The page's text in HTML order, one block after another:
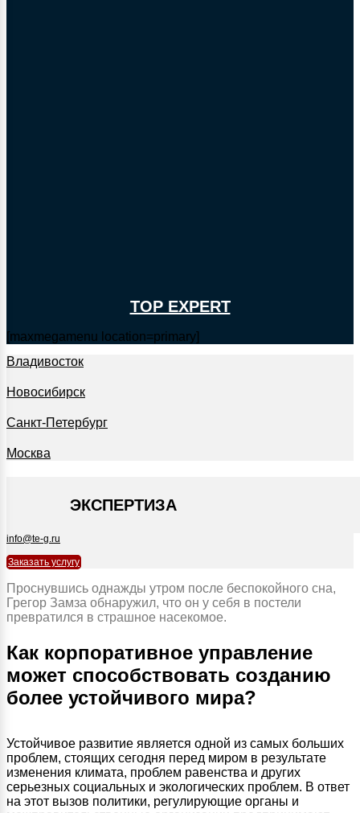
TOP EXPERT
[maxmegamenu location=primary]
Владивосток
Новосибирск
Санкт-Петербург
Москва
ЭКСПЕРТИЗА
info@te-g.ru
Заказать услугу
Проснувшись однажды утром после беспокойного сна,
Грегор Замза обнаружил, что он у себя в постели
превратился в страшное насекомое.
Как корпоративное управление
может способствовать созданию
более устойчивого мира?
Устойчивое развитие является одной из самых больших
проблем, стоящих сегодня перед миром в результате
изменения климата, проблем равенства и других
серьезных социальных и экологических проблем. В ответ
на этот вызов политики, регулирующие органы и